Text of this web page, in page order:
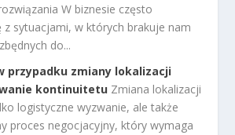
W biznesie często
z sytuacjami, w których brakuje nam
do...
przypadku zmiany lokalizacji
kontinuitetu Zmiana lokalizacji
logistyczne wyzwanie, ale także
proces negocjacyjny, który wymaga